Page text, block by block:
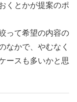
くとかが提案のポ
って希望の内容の
なかで、やむなく
ースも多いかと思